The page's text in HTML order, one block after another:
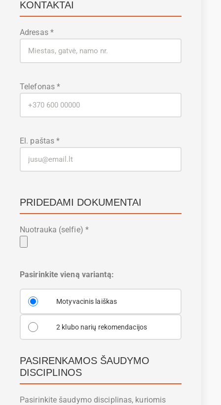
KONTAKTAI
Adresas *
Telefonas *
El. paštas *
PRIDEDAMI DOKUMENTAI
Nuotrauka (selfie) *
Pasirinkite vieną variantą:
Motyvacinis laiškas
2 klubo narių rekomendacijos
PASIRENKAMOS ŠAUDYMO
DISCIPLINOS
Pasirinkite šaudymo disciplinas, kuriomis